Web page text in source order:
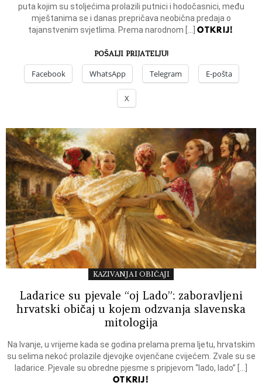
puta kojim su stoljećima prolazili putnici i hodočasnici, među
mještanima se i danas prepričava neobična predaja o
tajanstvenim svjetlima. Prema narodnom […]OTKRIJ!
POŠALJI PRIJATELJU!
Facebook WhatsApp Telegram E-pošta
X
KAZIVANJA I OBIČAJI
Ladarice su pjevale “oj Lado”: zaboravljeni
hrvatski običaj u kojem odzvanja slavenska
mitologija
Na Ivanje, u vrijeme kada se godina prelama prema ljetu, hrvatskim
su selima nekoć prolazile djevojke ovjenčane cvijećem. Zvale su se
ladarice. Pjevale su obredne pjesme s pripjevom “lado, lado” […]
OTKRIJ!